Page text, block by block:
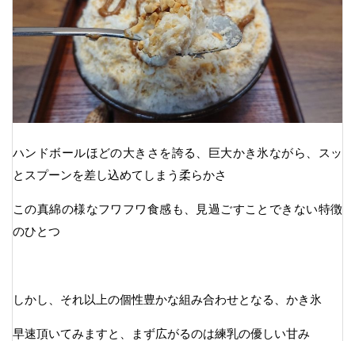
ハンドボールほどの大きさを誇る、巨大かき氷ながら、スッ
とスプーンを差し込めてしまう柔らかさ
この真綿の様なフワフワ食感も、見過ごすことできない特徴
のひとつ
しかし、それ以上の個性豊かな組み合わせとなる、かき氷
早速頂いてみますと、まず広がるのは練乳の優しい甘み